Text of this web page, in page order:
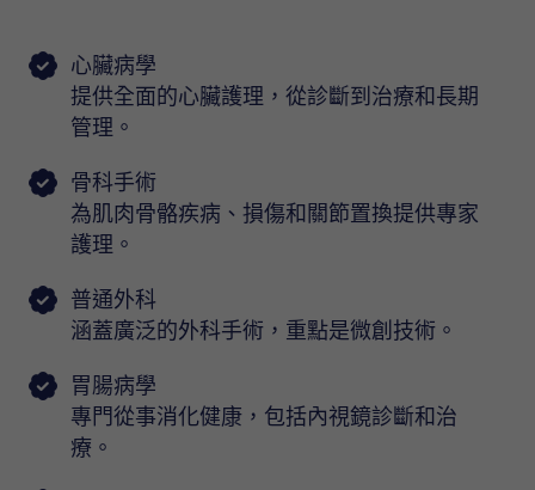
心臟病學
提供全面的心臟護理，從診斷到治療和長期
管理。
骨科手術
為肌肉骨骼疾病、損傷和關節置換提供專家
護理。
普通外科
涵蓋廣泛的外科手術，重點是微創技術。
胃腸病學
專門從事消化健康，包括內視鏡診斷和治
療。